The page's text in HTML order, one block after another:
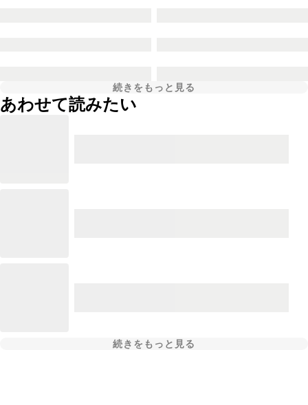
続きをもっと見る
あわせて読みたい
続きをもっと見る